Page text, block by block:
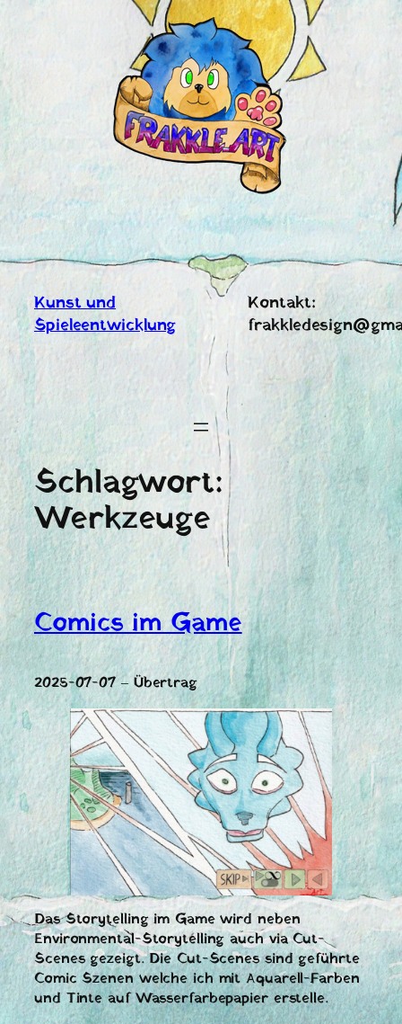
Kunst und
Spieleentwicklung
Kontakt:
Schlagwort:
Werkzeuge
Comics im Game
2025-07-07 – Übertrag
Das Storytelling im Game wird neben
Environmental-Storytelling auch via Cut-
Scenes gezeigt. Die Cut-Scenes sind geführte
Comic Szenen welche ich mit Aquarell-Farben
und Tinte auf Wasserfarbepapier erstelle.